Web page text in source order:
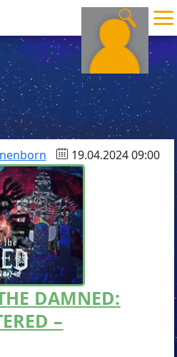
19.04.2024 09:00
DAMNED:
–